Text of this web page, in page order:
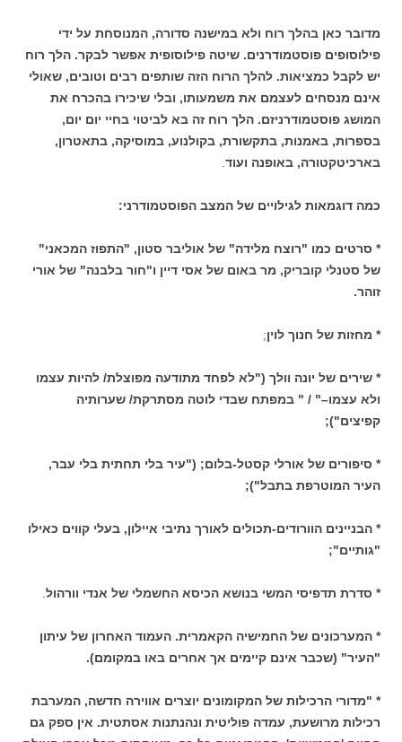
מדובר כאן בהלך רוח ולא במישנה סדורה, המנוסחת על ידי
פילוסופים פוסטמודרנים. שיטה פילוסופית אפשר לבקר. הלך רוח
יש לקבל כמציאות. להלך הרוח הזה שותפים רבים וטובים, שאולי
אינם מנסחים לעצמם את משמעותו, ובלי שיכירו בהכרח את
המושג פוסטמודרניזם. הלך רוח זה בא לביטוי בחיי יום יום,
בספרות, באמנות, בתקשורת, בקולנוע, במוסיקה, בתאטרון,
בארכיטקטורה, באופנה ועוד
כמה דוגמאות לגילויים של המצב הפוסטמודרני:
* סרטים כמו "רוצח מלידה" של אוליבר סטון, "התפוז המכאני"
של סטנלי קובריק, מר באום של אסי דיין ו"חור בלבנה" של אורי
זוהר.
* מחזות של חנוך לוין;
* שירים של יונה וולך ("לא לפחד מתודעה מפוצלת/ להיות עצמו
ולא עצמו–" / " במפתח שבדי לוטה מסתרקת/ שערותיה
קפיצים");
* סיפורים של אורלי קסטל-בלום; ("עיר בלי תחתית בלי עבר,
העיר המוטרפת בתבל");
* הבניינים הוורודים-תכולים לאורך נתיבי איילון, בעלי קווים כאילו
"גותיים";
* סדרת תדפיסי המשי בנושא הכיסא החשמלי של אנדי וורהול
* המערכונים של החמישיה הקאמרית. העמוד האחרון של עיתון
"העיר" (שכבר אינם קיימים אך אחרים באו במקומם).
* "מדורי הרכילות של המקומונים יוצרים אווירה חדשה, המערבת
רכילות מרושעת, עמדה פוליטית ונהנתנות אסתטית. אין ספק גם